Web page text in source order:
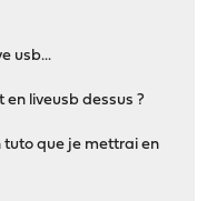
usb...
liveusb dessus ?
tuto que je mettrai en